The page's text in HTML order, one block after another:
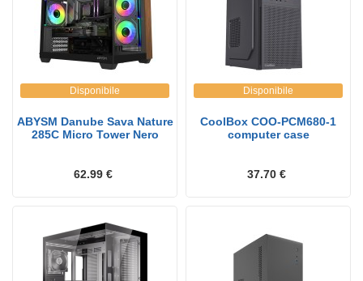
Disponibile
ABYSM Danube Sava Nature
285C Micro Tower Nero
62.99 €
Disponibile
CoolBox COO-PCM680-1
computer case
37.70 €